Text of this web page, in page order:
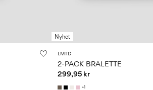
Nyhet
LMTD
2-PACK BRALETTE
299,95 kr
+1